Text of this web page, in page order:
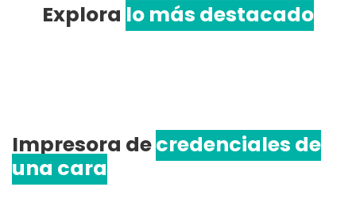
Explora lo más destacado
Impresora decredenciales de
una cara